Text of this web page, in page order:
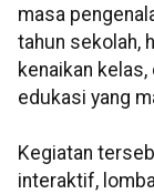
masa
tahun sekolah,
kenaikan
edukasi yang
Kegiatan
interaktif,